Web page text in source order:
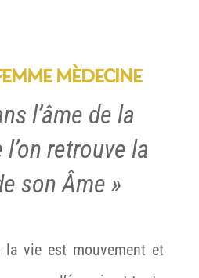
MÈDECINE
l’âme de la
retrouve la
son Âme »
la vie est mouvement et